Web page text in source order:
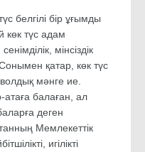
белгілі бір ұғымды
көк түс адам
мінсіздік
Сонымен қатар, көк түс
мәнге ие.
атаға балаған, ал
деген
Мемлекеттік
игілікті